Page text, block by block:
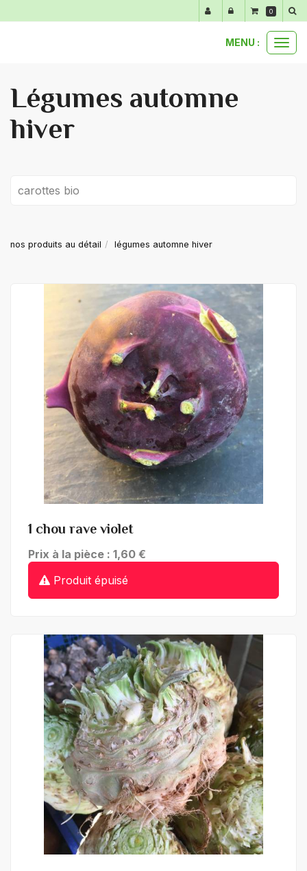
MENU :
Légumes automne
hiver
carottes bio
nos produits au détail légumes automne hiver
1 chou rave violet
Prix à la pièce : 1,60 €
Produit épuisé
+ de détails
+ de détails
0